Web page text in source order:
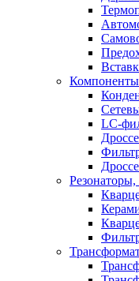
LC-